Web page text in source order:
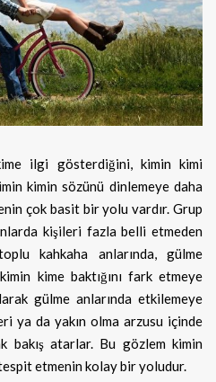
ilgi gösterdiğini, kimin kimi
kimin sözünü dinlemeye daha
çok basit bir yolu vardır. Grup
kişileri fazla belli etmeden
kahkaha anlarında, gülme
kime baktığını fark etmeye
gülme anlarında etkilemeye
ya da yakın olma arzusu içinde
bakış atarlar. Bu gözlem kimin
etmenin kolay bir yoludur.